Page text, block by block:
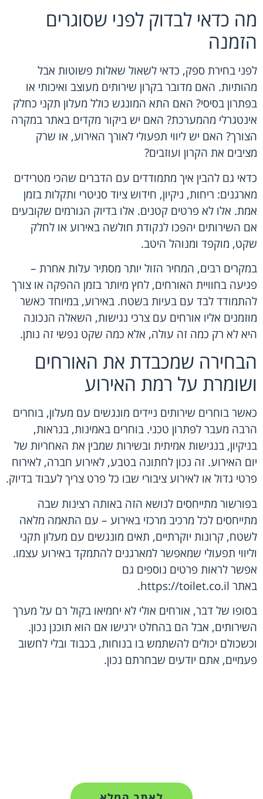
מה כדאי לבדוק לפני שסוגרים
הזמנה
לפני בחירת ספק, כדאי לשאול שאלות פשוטות אבל
מהותיות. האם מדובר בקרון שירותים מעוצב ואיכותי או
בפתרון בסיסי? האם התא המונגש כולל מעלון תקני כחלק
אינטגרלי מהמערכת? האם יש ביקור מקדים באתר במקרה
הצורך? האם יש ליווי תפעולי לאורך האירוע, או שרק
מציבים את הקרון ועוזבים?
כדאי גם להבין איך מתמודדים עם הדברים שהכי מטרידים
מארגנים: ריחות, ניקיון, חידוש ציוד סניטרי ותקלות בזמן
אמת. אלו לא פרטים קטנים. אלו בדיוק הגורמים שקובעים
אם השירותים יהפכו לנקודת חולשה באירוע או לחלק
שקט, מוקפד ומנוהל היטב.
במקרים רבים, המחיר הזול יותר מסתיר עלות אחרת –
פגיעה בחוויית האורחים, לחץ מיותר בזמן ההפקה או צורך
להתמודד לבד עם בעיות בשטח. באירוע, במיוחד כאשר
מוזמנים אליו אורחים עם צרכי נגישות, השאלה הנכונה
היא לא רק כמה זה עולה, אלא כמה שקט נפשי זה נותן.
הבחירה שמכבדת את האורחים
ושומרת על רמת האירוע
כאשר בוחרים שירותים ניידים מונגשים עם מעלון, בוחרים
הרבה מעבר לפתרון טכני. בוחרים באמינות, בנראות,
בניקיון, בנגישות אמיתית ובשירות שמבין את האחריות של
יום האירוע. זה נכון לחתונה בטבע, לאירוע חברה, לאירוח
פרטי גדול או לאירוע ציבורי שבו כל פרט צריך לעבוד בדיוק.
בפורשור מתייחסים לנושא הזה באותה רצינות שבה
מתייחסים לכל מרכיב מרכזי באירוע – עם התאמה מלאה
לשטח, קרונות יוקרתיים, תאים מונגשים עם מעלון תקני
וליווי תפעולי שמאפשר למארגנים להתמקד באירוע עצמו.
אפשר לראות פרטים נוספים גם
באתר https://toilet.co.il
.
בסופו של דבר, אורחים אולי לא יחמיאו בקול רם על מערך
השירותים, אבל הם בהחלט ירגישו אם הוא תוכנן נכון.
וכשכולם יכולים להשתמש בו בנוחות, בכבוד ובלי לחשוב
פעמיים, אתם יודעים שבחרתם נכון.